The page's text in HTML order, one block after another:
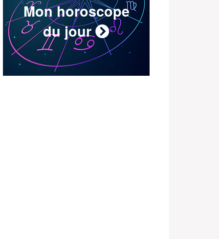
Mon horoscope
du jour